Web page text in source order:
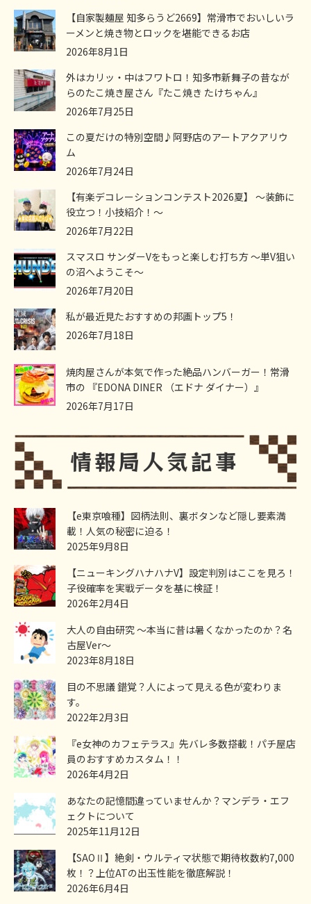
【自家製麺屋 知多らうど2669】常滑市でおいしいラ
ーメンと焼き物とロックを堪能できるお店
2026年8月1日
外はカリッ・中はフワトロ！知多市新舞子の昔なが
らのたこ焼き屋さん『たこ焼き たけちゃん』
2026年7月25日
この夏だけの特別空間♪阿野店のアートアクアリウ
ム
2026年7月24日
【有楽デコレーションコンテスト2026夏】 ～装飾に
役立つ！小技紹介！～
2026年7月22日
スマスロ サンダーVをもっと楽しむ打ち方 ～単V狙い
の沼へようこそ～
2026年7月20日
私が最近見たおすすめの邦画トップ5！
2026年7月18日
焼肉屋さんが本気で作った絶品ハンバーガー！常滑
市の 『EDONA DINER （エドナ ダイナー）』
2026年7月17日
【e東京喰種】図柄法則、裏ボタンなど隠し要素満
載！人気の秘密に迫る！
2025年9月8日
【ニューキングハナハナV】設定判別はここを見ろ！
子役確率を実戦データを基に検証！
2026年2月4日
大人の自由研究 ～本当に昔は暑くなかったのか？名
古屋Ver～
2023年8月18日
目の不思議 錯覚？人によって見える色が変わりま
す。
2022年2月3日
『e女神のカフェテラス』先バレ多数搭載！パチ屋店
員のおすすめカスタム！！
2026年4月2日
あなたの記憶間違っていませんか？マンデラ・エフ
ェクトについて
2025年11月12日
【SAOⅡ】絶剣・ウルティマ状態で期待枚数約7,000
枚！？上位ATの出玉性能を徹底解説！
2026年6月4日